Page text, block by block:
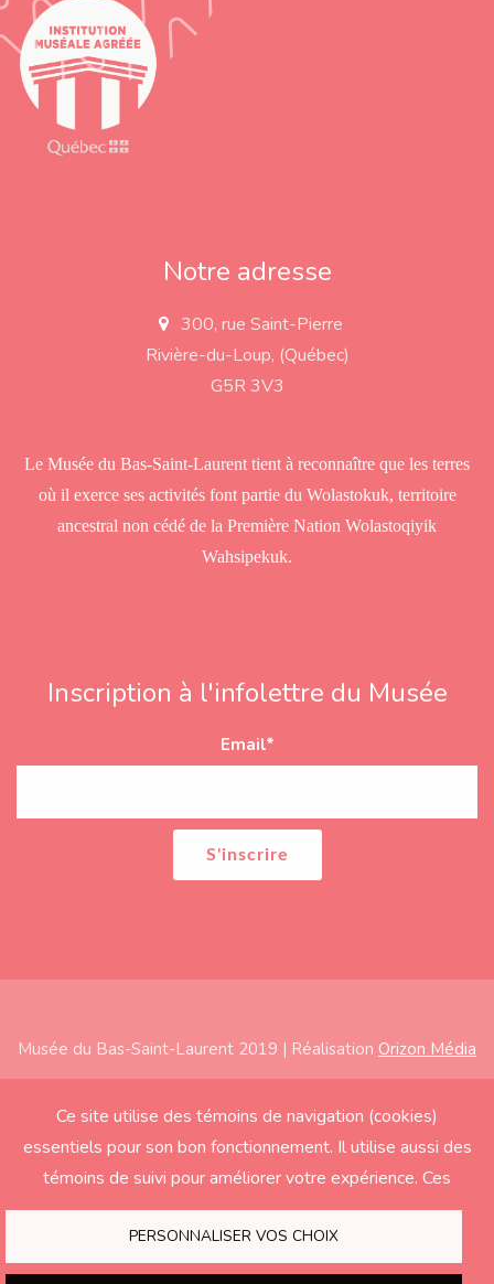
Notre adresse
a
d
300, rue Saint-Pierre
Rivière-du-Loup, (Québec)
G5R 3V3
Le Musée du Bas-Saint-Laurent tient à reconnaître que les terres
où il exerce ses activités font partie du Wolastokuk, territoire
ancestral non cédé de la Première Nation Wolastoqiyik
Wahsipekuk.
Inscription à l'infolettre du Musée
Email*
Musée du Bas-Saint-Laurent 2019 | Réalisation Orizon Média
Ce site utilise des témoins de navigation (cookies)
essentiels pour son bon fonctionnement. Il utilise aussi des
témoins de suivi pour améliorer votre expérience. Ces
derniers seront activés seulement si vous acceptez.
PERSONNALISER VOS CHOIX
Accueil
À propos
Éducation
Soutenir le Musée